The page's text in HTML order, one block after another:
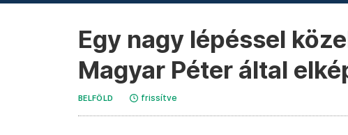
Egy nagy lépéssel
Magyar Péter által
BELFÖLD frissítve